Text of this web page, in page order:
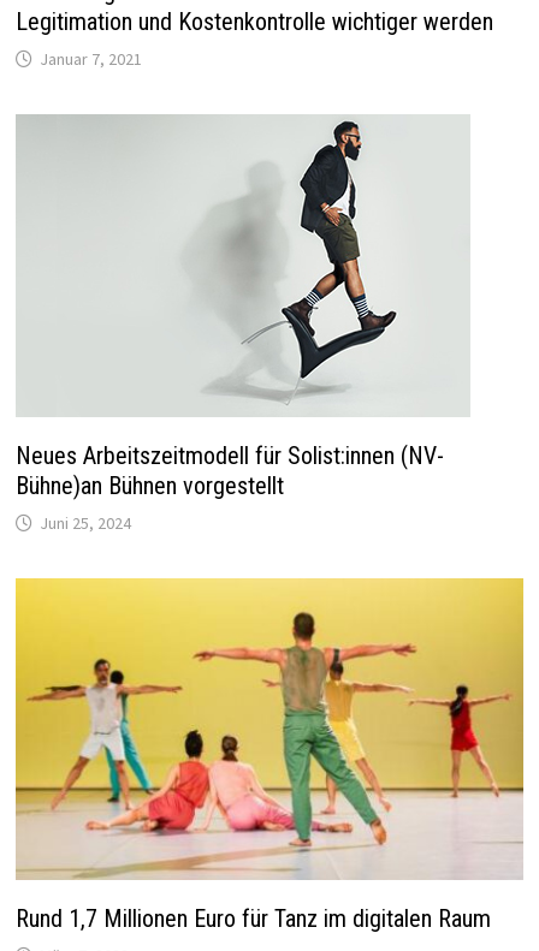
Legitimation und Kostenkontrolle wichtiger werden
Januar 7, 2021
Neues Arbeitszeitmodell für Solist:innen (NV-
Bühne)an Bühnen vorgestellt
Juni 25, 2024
Rund 1,7 Millionen Euro für Tanz im digitalen Raum